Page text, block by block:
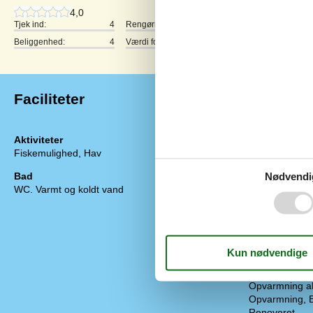
4,0
Tjek ind: 4 Rengøring:
Beliggenhed:
4 Værdi for pengene:
Faciliteter
Aktiviteter
Fiskemulighed, Hav
Bad
WC. Varmt og koldt vand
Antal gratis
Byggeår
Feriehus
Helårsisoleret
Kæledyr Nej
Opvarmning
Opvarmning,